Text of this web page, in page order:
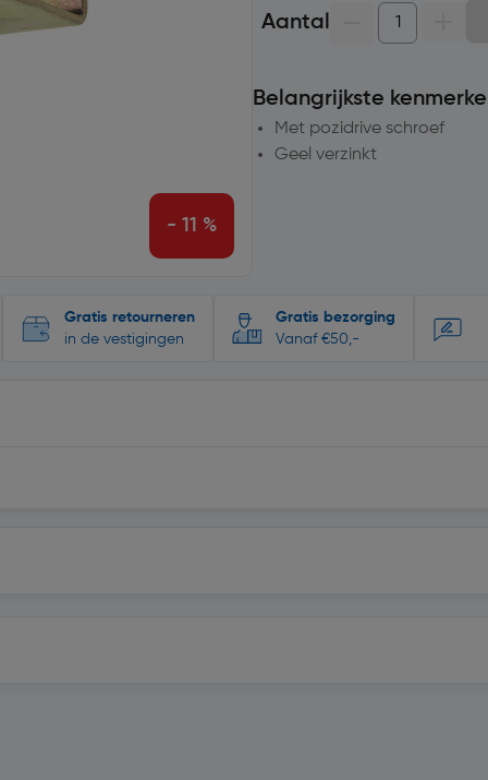
- 11 %
Aantal
Belangrijkste
Met pozidrive schroef
Geel verzinkt
Gratis retourneren
in de vestigingen
Gratis bezorging
Vanaf €50,-